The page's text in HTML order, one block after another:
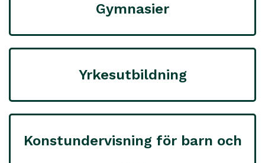
Gymnasier
Yrkesutbildning
Konstundervisning för barn och